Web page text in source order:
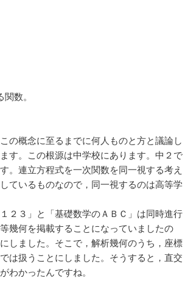
数。
の概念に至るまでに何人ものと方と議論し
す。この根源は中学校にあります。中２で
。連立方程式を一次関数を同一視する考え
ているものなので，同一視するのは高等学
２３」と「基礎数学のＡＢＣ」は同時進行
幾何を掲載することになっていましたの
しました。そこで，解析幾何のうち，座標
は扱うことにしました。そうすると，直交
わかったんですね。